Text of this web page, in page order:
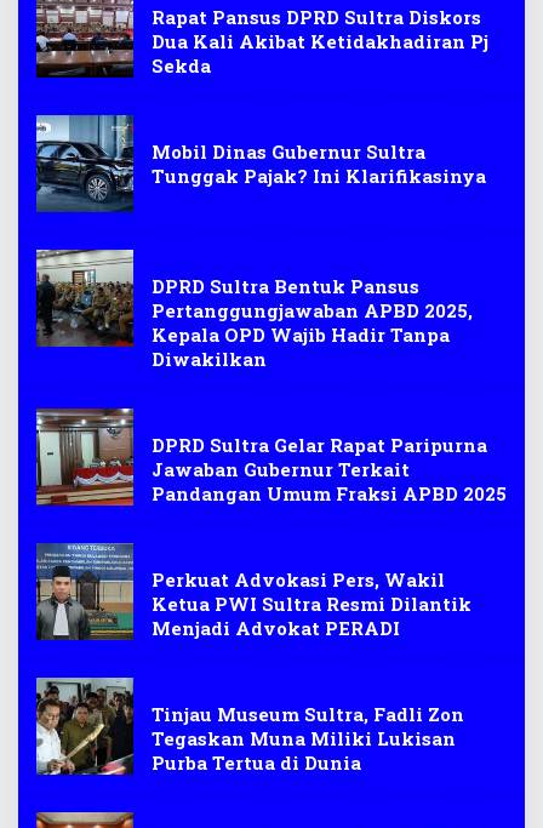
Rapat Pansus DPRD Sultra Diskors
Dua Kali Akibat Ketidakhadiran Pj
Sekda
Mobil Dinas Gubernur Sultra
Tunggak Pajak? Ini Klarifikasinya
DPRD Sultra Bentuk Pansus
Pertanggungjawaban APBD 2025,
Kepala OPD Wajib Hadir Tanpa
Diwakilkan
DPRD Sultra Gelar Rapat Paripurna
Jawaban Gubernur Terkait
Pandangan Umum Fraksi APBD 2025
Perkuat Advokasi Pers, Wakil
Ketua PWI Sultra Resmi Dilantik
Menjadi Advokat PERADI
Tinjau Museum Sultra, Fadli Zon
Tegaskan Muna Miliki Lukisan
Purba Tertua di Dunia